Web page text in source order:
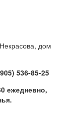
дом
536-85-25
ежедневно,